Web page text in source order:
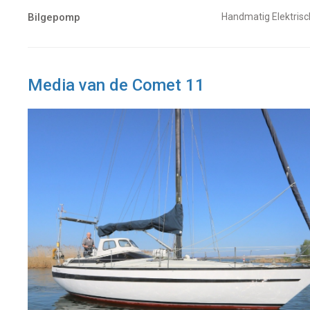
Bilgepomp Handmatig
Media van de Comet 11